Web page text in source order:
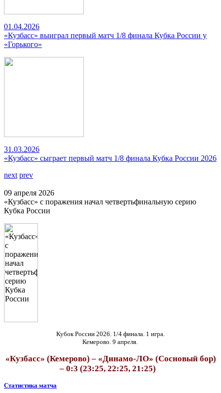
01.04.2026
«Кузбасс» выиграл первый матч 1/8 финала Кубка России у
«Горького»
31.03.2026
«Кузбасс» сыграет первый матч 1/8 финала Кубка России 2026
next prev
09 апреля 2026
«Кузбасс» с поражения начал четвертьфинальную серию
Кубка России
Кубок России 2026. 1/4 финала. 1 игра.
Кемерово. 9 апреля.
«Кузбасс» (Кемерово) – «Динамо-ЛО» (Сосновый бор)
– 0:3 (23:25, 22:25, 21:25)
Статистика матча